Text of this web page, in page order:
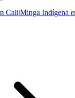
Cali|Minga Indígena